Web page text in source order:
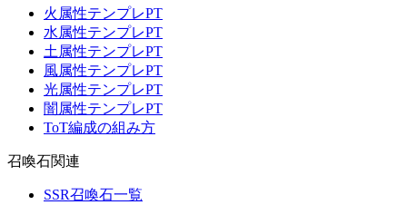
火属性テンプレPT
水属性テンプレPT
土属性テンプレPT
風属性テンプレPT
光属性テンプレPT
闇属性テンプレPT
ToT編成の組み方
召喚石関連
SSR召喚石一覧